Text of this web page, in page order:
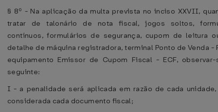
§ 8º - Na aplicação da multa prevista no inciso XXVII,
tratar de talonário de nota fiscal, jogos soltos,
contínuos, formulários de segurança, cupom de leitura
detalhe de máquina registradora, terminal Ponto de Venda -
equipamento Emissor de Cupom Fiscal - ECF,
seguinte:
I - a penalidade será aplicada em razão de cada
considerada cada documento fiscal;